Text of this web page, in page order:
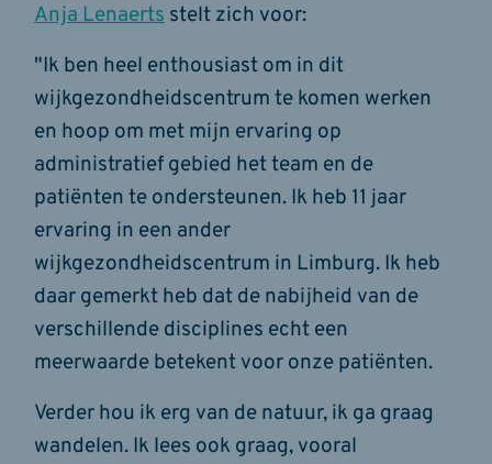
Anja Lenaerts stelt zich voor:
"Ik ben heel enthousiast om in dit
wijkgezondheidscentrum te komen werken
en hoop om met mijn ervaring op
administratief gebied het team en de
patiënten te ondersteunen. Ik heb 11 jaar
ervaring in een ander
wijkgezondheidscentrum in Limburg. Ik heb
daar gemerkt heb dat de nabijheid van de
verschillende disciplines echt een
meerwaarde betekent voor onze patiënten.
Verder hou ik erg van de natuur, ik ga graag
wandelen. Ik lees ook graag, vooral